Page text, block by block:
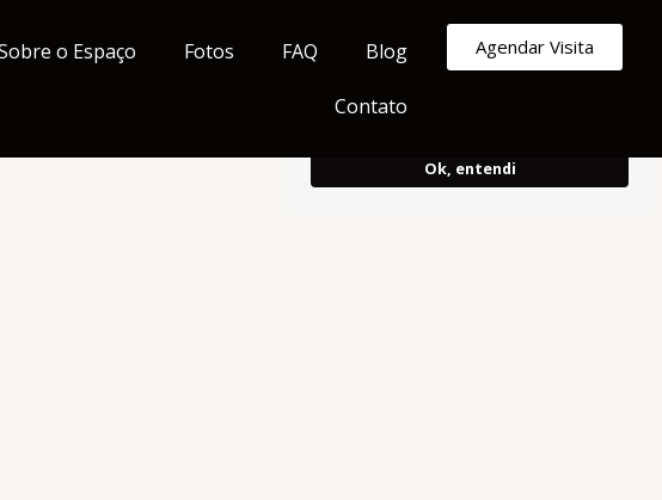
Armazenamos cookies para melhorar e
personalizar sua experiência de
navegação.
com o uso do mesmo.
Ok, entendi
o Espaço Fotos FAQ Blog
Contato
Agendar Visita